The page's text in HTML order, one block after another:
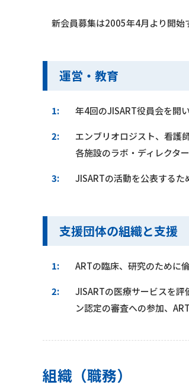
新会員募集は2005年4月より開始
運営・教育
1: 年4回のJISART役員会を開
2:
エンブリオロジスト、看護
各施設のラボ・ディレクタ
3: JISARTの活動を公表するた
支援団体の組織と支援
1: ARTの臨床、研究のために
2:
JISARTの医療サービスを
ン認定の審査への参加、
組織（職務）